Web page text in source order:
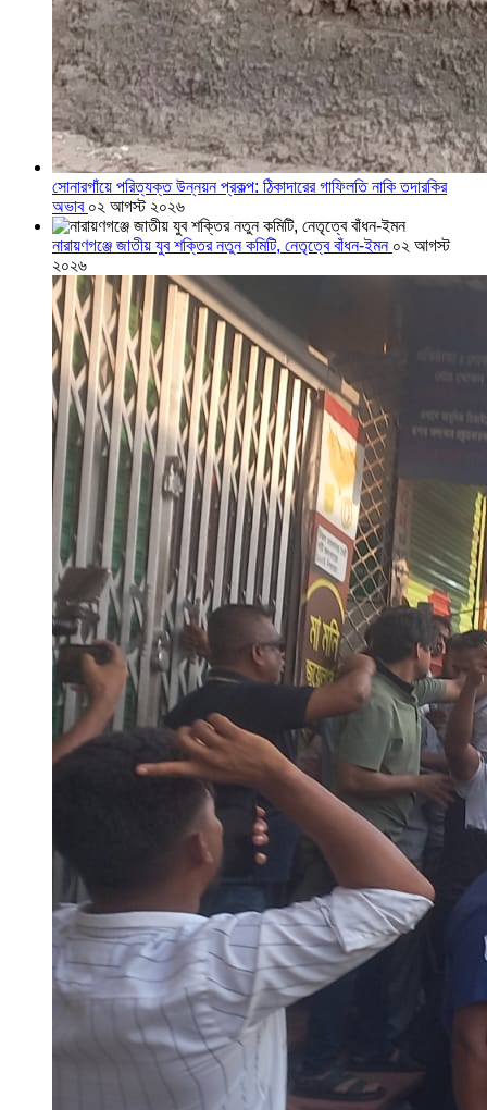
সোনারগাঁয়ে পরিত্যক্ত উন্নয়ন প্রকল্প: ঠিকাদারের গাফিলতি নাকি তদারকির
অভাব ০২ আগস্ট ২০২৬
নারায়ণগঞ্জে জাতীয় যুব শক্তির নতুন কমিটি, নেতৃত্বে বাঁধন-ইমন ০২ আগস্ট
২০২৬